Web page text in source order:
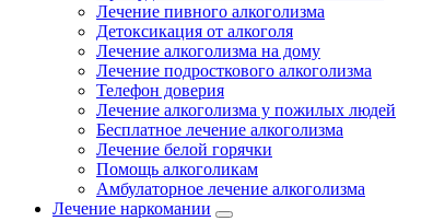
Лечение пивного алкоголизма
Детоксикация от алкоголя
Лечение алкоголизма на дому
Лечение подросткового алкоголизма
Телефон доверия
Лечение алкоголизма у пожилых людей
Бесплатное лечение алкоголизма
Лечение белой горячки
Помощь алкоголикам
Амбулаторное лечение алкоголизма
Лечение наркомании